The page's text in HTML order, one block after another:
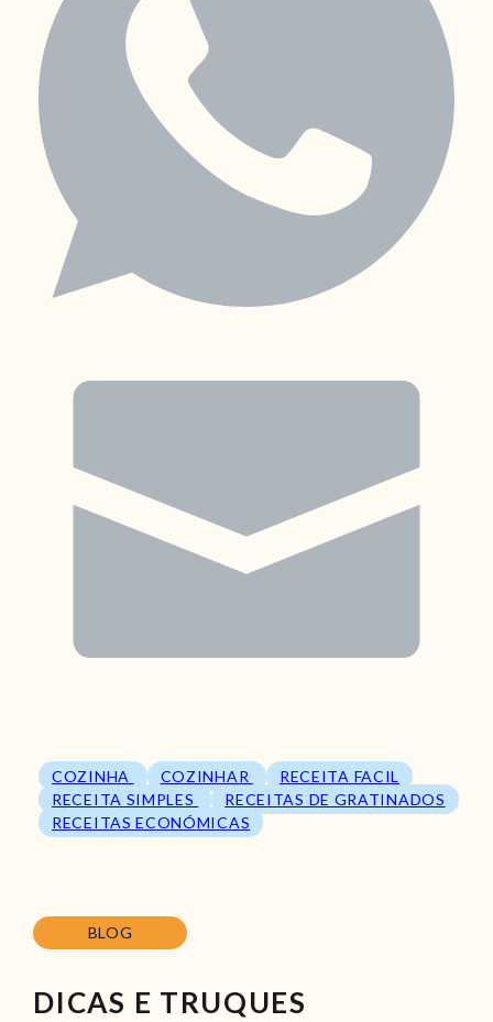
COZINHA COZINHAR
RECEITA FACIL
RECEITA SIMPLES
RECEITAS DE GRATINADOS
RECEITAS ECONÓMICAS
BLOG
DICAS E TRUQUES